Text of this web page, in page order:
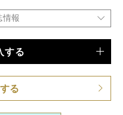
情報
冊子（64ページ）付属
する
る